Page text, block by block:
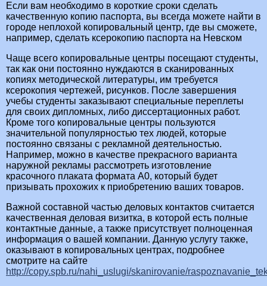
Если вам необходимо в короткие сроки сделать
качественную копию паспорта, вы всегда можете найти в
городе неплохой копировальный центр, где вы сможете,
например, сделать ксерокопию паспорта на Невском
Чаще всего копировальные центры посещают студенты,
так как они постоянно нуждаются в сканированных
копиях методической литературы, им требуется
ксерокопия чертежей, рисунков. После завершения
учебы студенты заказывают специальные переплеты
для своих дипломных, либо диссертационных работ.
Кроме того копировальные центры пользуются
значительной популярностью тех людей, которые
постоянно связаны с рекламной деятельностью.
Например, можно в качестве прекрасного варианта
наружной рекламы рассмотреть изготовление
красочного плаката формата А0, который будет
призывать прохожих к приобретению ваших товаров.
Важной составной частью деловых контактов считается
качественная деловая визитка, в которой есть полные
контактные данные, а также присутствует полноценная
информация о вашей компании. Данную услугу также,
оказывают в копировальных центрах, подробнее
смотрите на сайте
http://copy.spb.ru/nahi_uslugi/skanirovanie/